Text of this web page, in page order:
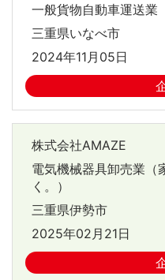
一般貨物自動車運送業
三重県いなべ市
2024年11月05日
株式会社AMAZE
電気機械器具卸売業（
く。）
三重県伊勢市
2025年02月21日